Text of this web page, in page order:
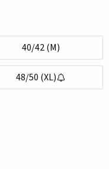
40/42 (M)
48/50 (XL)